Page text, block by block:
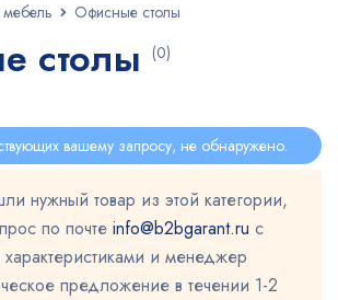
Офисные столы
столы (0)
вашему запросу, не обнаружено.
нужный товар из этой категории,
по почте info@b2bgarant.ru с
и менеджер
предложение в течении 1-2